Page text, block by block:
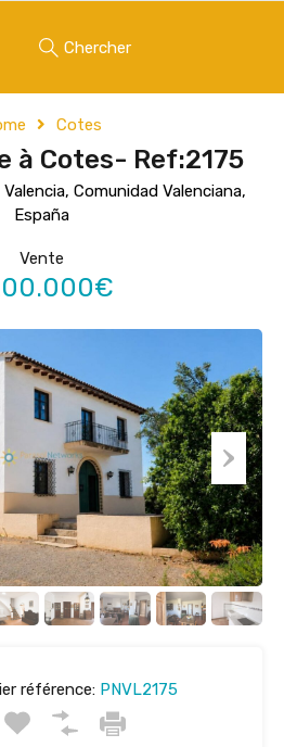
Chercher
Cotes
à Cotes- Ref:2175
Comunidad Valenciana,
España
Vente
référence: PNVL2175